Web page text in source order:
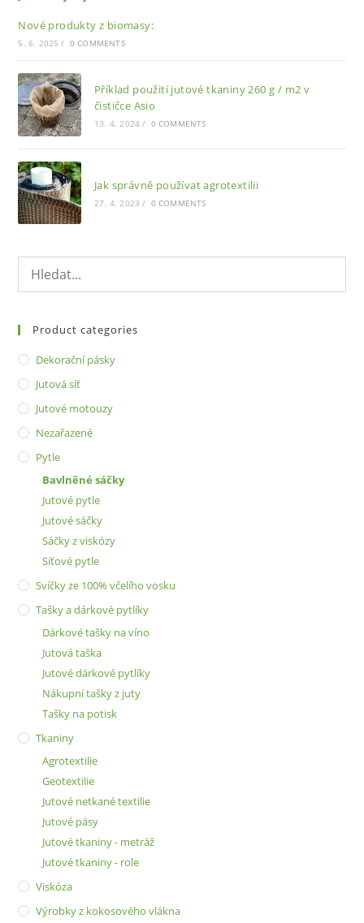
Nové produkty z biomasy:
5. 6. 2025 / 0 COMMENTS
Příklad použití jutové tkaniny 260 g / m2 v
čističce Asio
13. 4. 2024 / 0 COMMENTS
Jak správně používat agrotextilii
27. 4. 2023 / 0 COMMENTS
Product categories
Dekorační pásky
Jutová síť
Jutové motouzy
Nezařazené
Pytle
Bavlněné sáčky
Jutové pytle
Jutové sáčky
Sáčky z viskózy
Síťové pytle
Svíčky ze 100% včelího vosku
Tašky a dárkové pytlíky
Dárkové tašky na víno
Jutová taška
Jutové dárkové pytlíky
Nákupní tašky z juty
Tašky na potisk
Tkaniny
Agrotextilie
Geotextilie
Jutové netkané textilie
Jutové pásy
Jutové tkaniny - metráž
Jutové tkaniny - role
Viskóza
Výrobky z kokosového vlákna